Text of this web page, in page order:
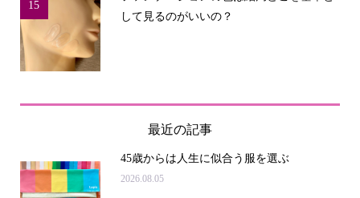
15
して見るのがいいの？
最近の記事
45歳からは人生に似合う服を選ぶ
2026.08.05